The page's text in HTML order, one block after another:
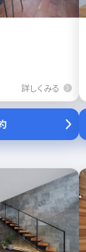
詳しくみる